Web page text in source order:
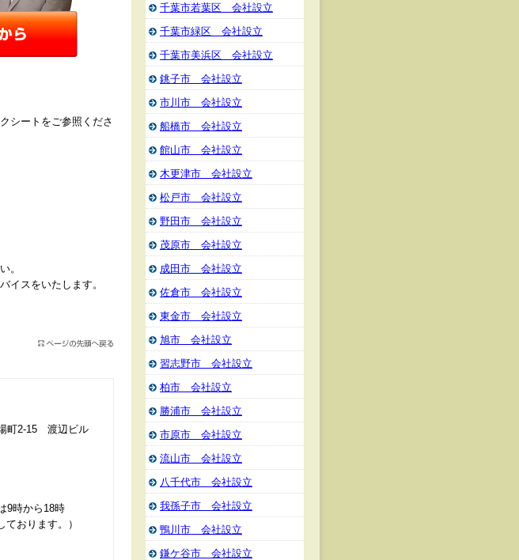
シートをご参照くださ
。
イスをいたします。
町2-15 渡辺ビル
9時から18時
ております。）
千葉市若葉区 会社設立
千葉市緑区 会社設立
千葉市美浜区 会社設立
銚子市 会社設立
市川市 会社設立
船橋市 会社設立
館山市 会社設立
木更津市 会社設立
松戸市 会社設立
野田市 会社設立
茂原市 会社設立
成田市 会社設立
佐倉市 会社設立
東金市 会社設立
旭市 会社設立
習志野市 会社設立
柏市 会社設立
勝浦市 会社設立
市原市 会社設立
流山市 会社設立
八千代市 会社設立
我孫子市 会社設立
鴨川市 会社設立
鎌ケ谷市 会社設立